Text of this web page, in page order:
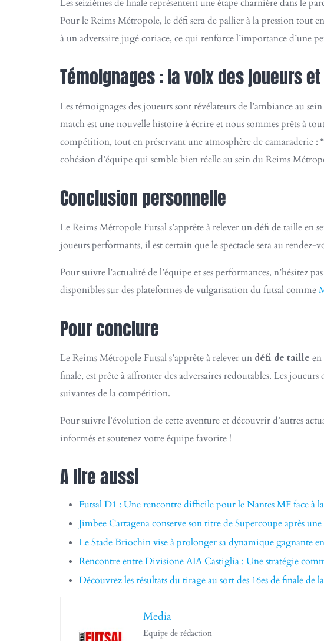
Les seizièmes de finale représentent une étape charnière dans le
Pour le Reims Métropole, le défi sera de pallier à la pression tout
à un adversaire jugé coriace, ce qui renforce l’importance d’une
Témoignages : la voix des joueurs
Les témoignages des joueurs sont révélateurs de l’ambiance au
match est une nouvelle histoire à écrire et nous sommes prêts à
compétition, tout en préservant une atmosphère de camaraderie :
cohésion d’équipe qui semble bien réelle au sein du Reims
Conclusion personnelle
Le Reims Métropole Futsal s’apprête à relever un défi de taille
joueurs performants, il est certain que le spectacle sera au rendez-
Pour suivre l’actualité de l’équipe et ses performances, n’hésitez
disponibles sur des plateformes de vulgarisation du futsal comme
Pour conclure
Le Reims Métropole Futsal s’apprête à relever un défi de taille en
finale, est prête à affronter des adversaires redoutables. Les
suivantes de la compétition.
Pour suivre l’évolution de cette aventure et découvrir d’autres
informés et soutenez votre équipe favorite !
A lire aussi
Futsal D1 : Une rencontre difficile pour le Nantes MF face à
Jimbee Cartagena conserve son titre de Supercoupe après
Le Stade Briochin vise à prolonger sa dynamique gagnante
Rencontre entre Divisione AIA Castiglia : Une stratégie
Découvrez les résultats du tirage au sort des 16es de finale de
Media
Equipe de rédaction